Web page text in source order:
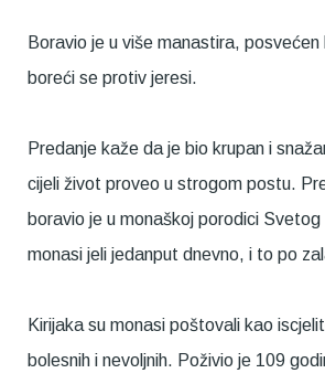
Boravio je u više manastira, posvećen
boreći se protiv jeresi.
Predanje kaže da je bio krupan i
cijeli život proveo u strogom postu.
boravio je u monaškoj porodici
monasi jeli jedanput dnevno, i to po
Kirijaka su monasi poštovali kao
bolesnih i nevoljnih. Poživio je 109